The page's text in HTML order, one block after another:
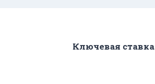
Ключевая ставка